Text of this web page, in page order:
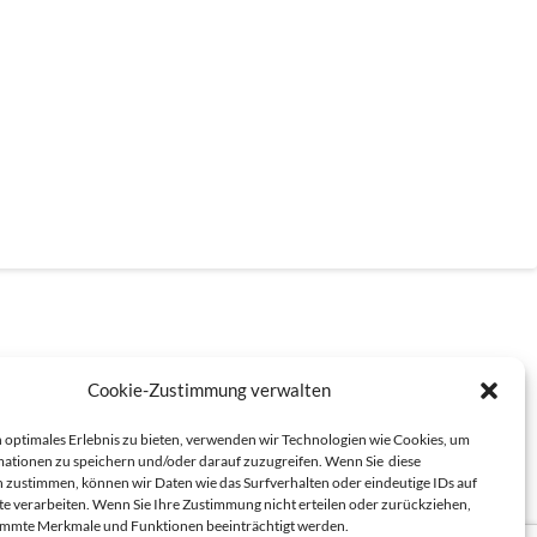
Cookie-Zustimmung verwalten
optimales Erlebnis zu bieten, verwenden wir Technologien wie Cookies, um
zu speichern und/oder darauf zuzugreifen. Wenn Sie diese
zustimmen, können wir Daten wie das Surfverhalten oder eindeutige IDs auf
verarbeiten. Wenn Sie Ihre Zustimmung nicht erteilen oder zurückziehen,
Merkmale und Funktionen beeinträchtigt werden.